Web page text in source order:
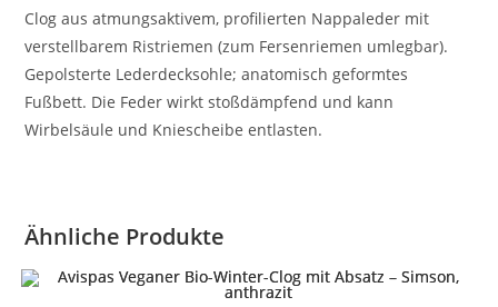
Clog aus atmungsaktivem, profilierten Nappaleder mit
verstellbarem Ristriemen (zum Fersenriemen umlegbar).
Gepolsterte Lederdecksohle; anatomisch geformtes
Fußbett. Die Feder wirkt stoßdämpfend und kann
Wirbelsäule und Kniescheibe entlasten.
Ähnliche Produkte